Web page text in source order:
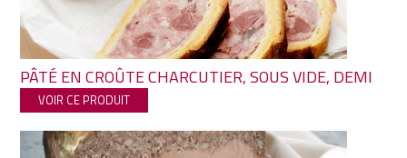
PÂTÉ EN CROÛTE CHARCUTIER, SOUS VIDE, DEMI
VOIR CE PRODUIT